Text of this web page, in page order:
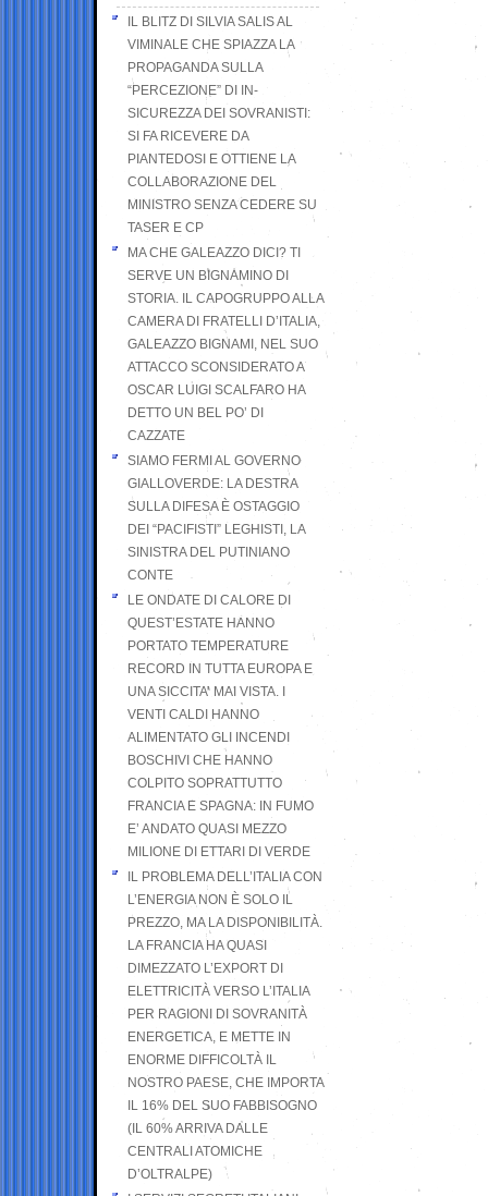
IL BLITZ DI SILVIA SALIS AL
VIMINALE CHE SPIAZZA LA
PROPAGANDA SULLA
“PERCEZIONE” DI IN-
SICUREZZA DEI SOVRANISTI:
SI FA RICEVERE DA
PIANTEDOSI E OTTIENE LA
COLLABORAZIONE DEL
MINISTRO SENZA CEDERE SU
TASER E CP
MA CHE GALEAZZO DICI? TI
SERVE UN BIGNAMINO DI
STORIA. IL CAPOGRUPPO ALLA
CAMERA DI FRATELLI D’ITALIA,
GALEAZZO BIGNAMI, NEL SUO
ATTACCO SCONSIDERATO A
OSCAR LUIGI SCALFARO HA
DETTO UN BEL PO’ DI
CAZZATE
SIAMO FERMI AL GOVERNO
GIALLOVERDE: LA DESTRA
SULLA DIFESA È OSTAGGIO
DEI “PACIFISTI” LEGHISTI, LA
SINISTRA DEL PUTINIANO
CONTE
LE ONDATE DI CALORE DI
QUEST’ESTATE HANNO
PORTATO TEMPERATURE
RECORD IN TUTTA EUROPA E
UNA SICCITA’ MAI VISTA. I
VENTI CALDI HANNO
ALIMENTATO GLI INCENDI
BOSCHIVI CHE HANNO
COLPITO SOPRATTUTTO
FRANCIA E SPAGNA: IN FUMO
E’ ANDATO QUASI MEZZO
MILIONE DI ETTARI DI VERDE
IL PROBLEMA DELL’ITALIA CON
L’ENERGIA NON È SOLO IL
PREZZO, MA LA DISPONIBILITÀ.
LA FRANCIA HA QUASI
DIMEZZATO L’EXPORT DI
ELETTRICITÀ VERSO L’ITALIA
PER RAGIONI DI SOVRANITÀ
ENERGETICA, E METTE IN
ENORME DIFFICOLTÀ IL
NOSTRO PAESE, CHE IMPORTA
IL 16% DEL SUO FABBISOGNO
(IL 60% ARRIVA DALLE
CENTRALI ATOMICHE
D’OLTRALPE)